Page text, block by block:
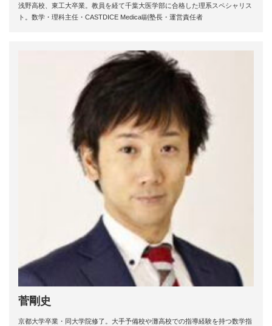
浅野高校、東工大卒業。教員を経て千葉大医学部に合格した理系スペシャリス
ト。数学・理科主任・CASTDICE Medical副塾長・運営責任者
菅剛史
京都大学卒業・同大学院修了。大手予備校や灘高校での指導経験を持つ数学指